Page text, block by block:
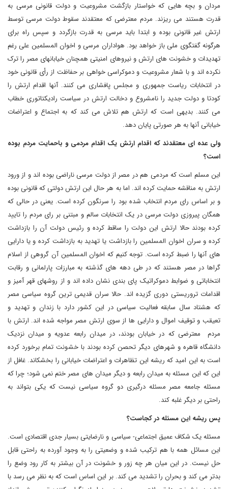
مردان و بچه هایی که خواستار بازگشت مشروعیت و دولت قانونی مرسی به
قدرت هستند می ریزند. مردم معترضی که معتقدند سقوط دولت مرسی توسط
ارتش غیر قانونی بوده و ابتدا باید مرسی به قدرت بازگردد و سپس راه برای
هرگونه گفتگوی ملی باز خواهد بود. هواداران مرسی و اخوان المسلمین علی رغم
تهدیدات و خشونت های ارتش و نیروهای امنیتی همچنان خیابانهای مصر را ترک
نکرده اند و با شعار مشروعیت و دموکراسی خواهی بر حفاظت از رأی قانونی خود
در انتخابات ریاست جمهوری و مجلس پافشاری می کنند. آنها اقدام ارتش را
کودتا و دولت جدید را نامشروع و دخالت ارتش در سیاست رادیکتاتوری خطاب
می کنند. بدیهی است که ارتش هم تلاش می کند که به اجتماع و اعتراضات
خیابانی آنها به هر صورتی پایان دهد.
ولی عده ای معتقدند که اقدام ارتش یک اقدام مردمی و باحمایت مردم بوده
است؟
این مسلم است که مردمی هم در مصر از دولت مرسی ناراضی بوده اند و از ورود
ارتش به مناقشه حمایت کرده اند. اما به هر حال این ارتش دولتی که قانونی بوده
و بر اساس رای مردم انتخاب شده بود را سرنگون کرده است. یعنی در حالی که
همگان پیروزی دولت مرسی در یک انتخابات سالم و مبتنی بر رای مردم را تایید
کرده بودند حالا ارتش این دولت را ساقط کرده و رئیس دولت آن را بازداشت
کرده و سران اخوان المسلمین را بازداشت یا تهدید به بازداشت کرده و یا دارایی
های آنها را ضبط کرده است. توجه کنیم که اخوان المسلمین آن گروهی از اسلام
گراها در مصر هستند که در طی دهه های گذشته به مبارزات پارلمانی و رقابت
انتخاباتی و ضوابط دموکراتیک پای بندی نشان داده اند و از روشهای قهر آمیز و
اقدامات تروریستی دوری گزیده اند. حالا سران قدیمی ترین گروه سیاسی مصر
که هشتاد سال سابقه فعالیت سیاسی در این کشور دارد با زندان و تهدید و
تعیقب و توقیف اموال و دارایی ها از سوی ارتش مصر مواجه شده اند. ارتش با
مردم معترضی که در خیابان بودند، در میدان رابعه عدویه و میدان نزدیک
دانشگاه قاهره و شهرهای دیگر تحصن کرده بودند با خشونت تمام برخورد کرده
است به این امید که ریشه این تظاهرات و اعتراضات خیابانی را بخشکاند. غافل از
این که این مسئله به میدان رابعه و دیگر میدان های مصر ختم نمی شود؛ چرا که
مسئله جامعه مصر مسئله درگیری دو گروه سیاسی نیست که یکی بتواند به
راحتی بر دیگر غلبه کند.
پس ریشه این مسئله در کجاست؟
مسئله یک شکاف عمیق اجتماعی- سیاسی و نارضایتی بسیار جدی اقتصادی است.
این مسائل همه با هم ترکیب شده و وضعیتی را به وجود آورده به راحتی قابل
حل نیست. در این میان هر چه زور و خشونت در آن بیشتر به کار رود وضع را
بدتر می کند و بحران را تشدید می کند. بر این اساس است که به نظر می رسد با